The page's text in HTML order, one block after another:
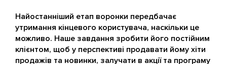
Найостанніший етап воронки передбачає
утримання кінцевого користувача, наскільки це
можливо. Наше завдання зробити його постійним
клієнтом, щоб у перспективі продавати йому хіти
продажів та новинки, залучати в акції та програму